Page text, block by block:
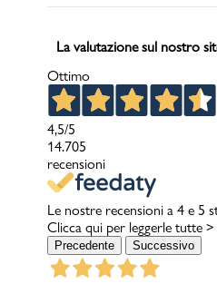
La valutazione sul nostro
Ottimo
4,5/5
14.705
recensioni
Le nostre recensioni a 4 e 5
Clicca qui per leggerle tutte >
Precedente Successivo